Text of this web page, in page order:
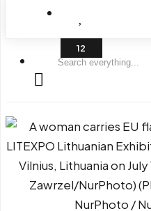
Search